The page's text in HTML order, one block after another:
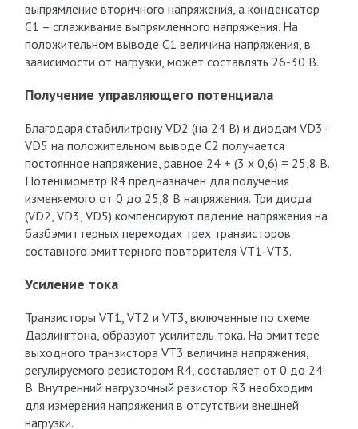
выпрямление вторичного напряжения, а конденсатор
С1 – сглаживание выпрямленного напряжения. На
положительном выводе С1 величина напряжения, в
зависимости от нагрузки, может составлять 26-30 В.
Получение управляющего потенциала
Благодаря стабилитрону VD2 (на 24 В) и диодам VD3-
VD5 на положительном выводе С2 получается
постоянное напряжение, равное 24 + (3 х 0,6) = 25,8 В.
Потенциометр R4 предназначен для получения
изменяемого от 0 до 25,8 В напряжения. Три диода
(VD2, VD3, VD5) компенсируют падение напряжения на
базбэмиттерных переходах трех транзисторов
составного эмиттерного повторителя VT1-VT3.
Усиление тока
Транзисторы VT1, VT2 и VT3, включенные по схеме
Дарлингтона, образуют усилитель тока. На эмиттере
выходного транзистора VT3 величина напряжения,
регулируемого резистором R4, составляет от 0 до 24
В. Внутренний нагрузочный резистор R3 необходим
для измерения напряжения в отсутствии внешней
нагрузки.